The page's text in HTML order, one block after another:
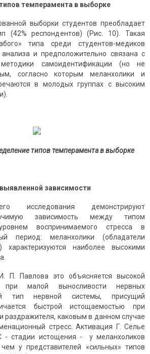
темперамента в выборке
выборки студентов преобладает
(42% респондентов) (Рис. 10). Такая
типа среди студентов-медиков
анализа и предположительно связана с
методики самоидентификации (но не
согласно которым меланхолики и
в молодых группах с высоким
типов темперамента в выборке
зависимости
исследования демонстрируют
зависимость между типом
воспринимаемого стресса в
период: меланхолики (обладатели
наиболее высокими
П. Павлова это объясняется высокой
при малой выносливости нервных
тип нервной системы, присущий
быстрой истощаемостью при
раздражителя, каковым в данном случае
стресс. Активация Г. Селье
- стадии истощения - у меланхоликов
у представителей «сильных» типов